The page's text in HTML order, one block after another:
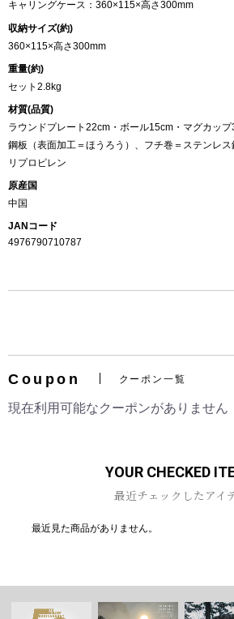
キャリングケース：360×115×高さ300mm
収納サイズ(約)
360×115×高さ300mm
重量(約)
セット2.8kg
材質(品質)
ラウンドプレート22cm・ボール15cm・マグカッ
鋼板（表面加工＝ほうろう）、フチ巻＝ステンレ
リプロピレン
原産国
中国
JANコード
4976790710787
Coupon クーポン一覧
現在利用可能なクーポンがありません
YOUR CHECKED
最近チェックしたアイ
最近見た商品がありません。